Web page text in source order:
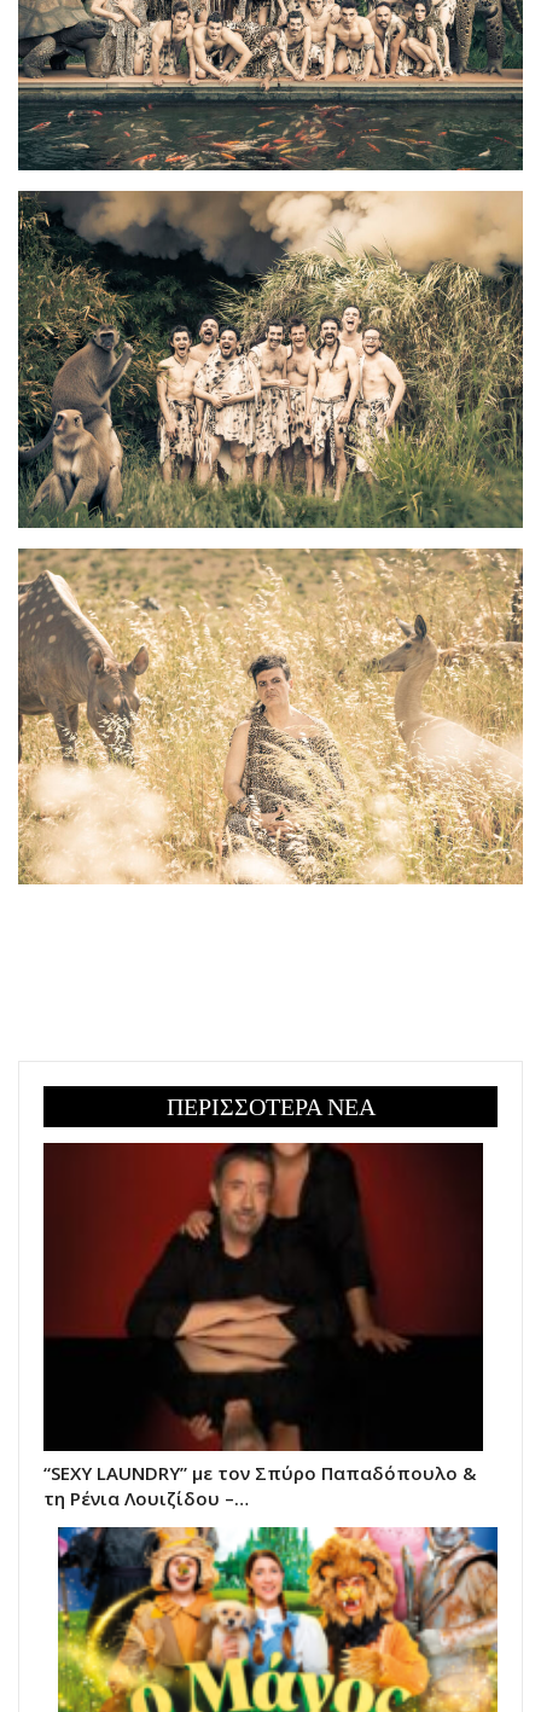
ΠΕΡΙΣΣΟΤΕΡΑ ΝΕΑ
“SEXY LAUNDRY” με τον Σπύρο Παπαδόπουλο &
τη Ρένια Λουιζίδου –…